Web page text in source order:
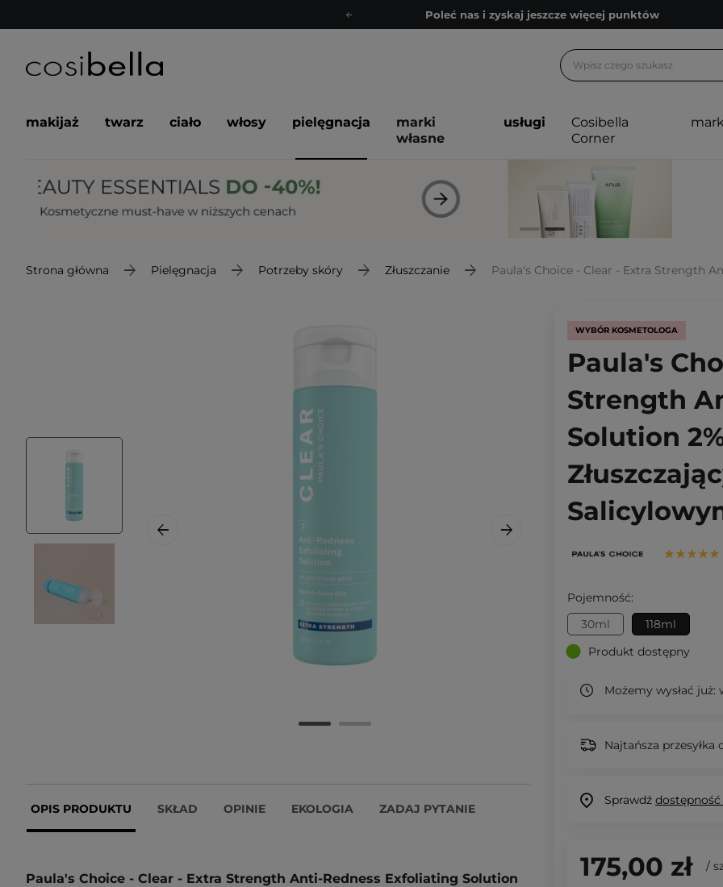
Poleć nas i zyskaj jeszcze więcej punktów
Bezpłatne konsultacje kosmetologiczne
Poleć nas i zyskaj jeszcze więcej punktów
makijaż twarz ciało włosy pielęgnacja
marki
własne
usługi
Cosibella
Corner
Strona główna Pielęgnacja Potrzeby skóry Złuszczanie Paula's Choice - Clear - Extra Strength Anti-Redness
OPIS PRODUKTU SKŁAD OPINIE EKOLOGIA ZADAJ PYTANIE
Paula's Choice - Clear - Extra Strength Anti-Redness Exfoliating Solution
WYBÓR KOSMETOLOGA
Paula's
Strength
Solution
Pojemność:
30ml
118ml
Produkt dostępny
Możemy wysłać już:
Najtańsza przesyłka
Sprawdź
175,00 zł /